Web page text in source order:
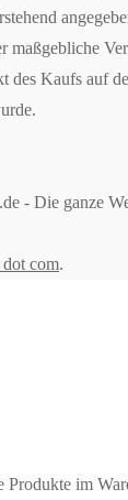
maßgebliche
des Kaufs auf
- Die ganze
dot com.
Produkte im